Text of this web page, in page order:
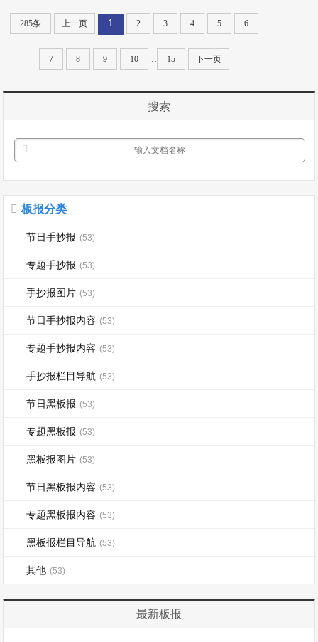
×÷ÕßËùÓÐ¡£ÔÚ±¾Õ¾Õ¹Ê¾½öÎª...
285条 上一页 1 2 3 4 5 6
7 8 9 10 15 下一页
搜索
板报分类
节日手抄报 (53)
专题手抄报 (53)
手抄报图片 (53)
节日手抄报内容 (53)
专题手抄报内容 (53)
手抄报栏目导航 (53)
节日黑板报 (53)
专题黑板报 (53)
黑板报图片 (53)
节日黑板报内容 (53)
专题黑板报内容 (53)
黑板报栏目导航 (53)
其他 (53)
最新板报